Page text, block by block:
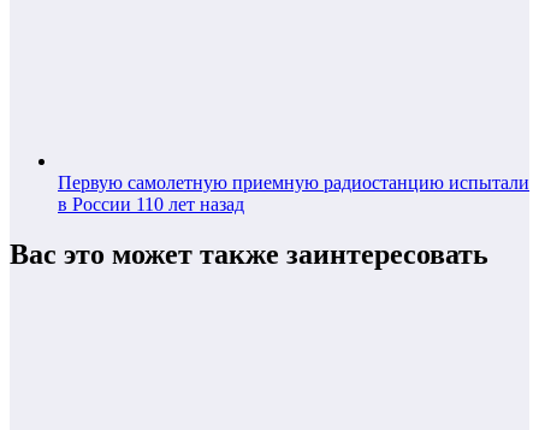
Первую самолетную приемную радиостанцию испытали
в России 110 лет назад
Вас это может также заинтересовать